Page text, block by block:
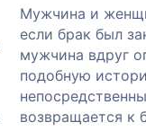
Мужчина и
если брак был
мужчина вдруг
подобную
возвращается к